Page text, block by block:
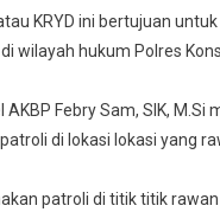
KRYD ini bertujuan
wilayah hukum Polres
AKBP Febry Sam, SIK,
di lokasi lokasi yang
patroli di titik titik